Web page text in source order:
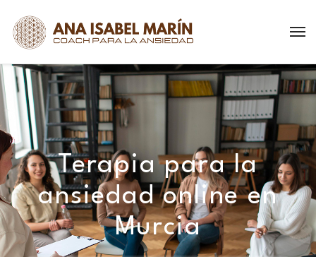
Terapia para la
ansiedad online en
Murcia